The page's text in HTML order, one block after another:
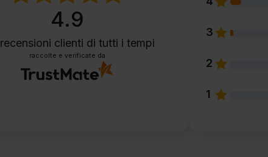
4.9
recensioni clienti di tutti i tempi
raccolte e verificate da
3
2
1